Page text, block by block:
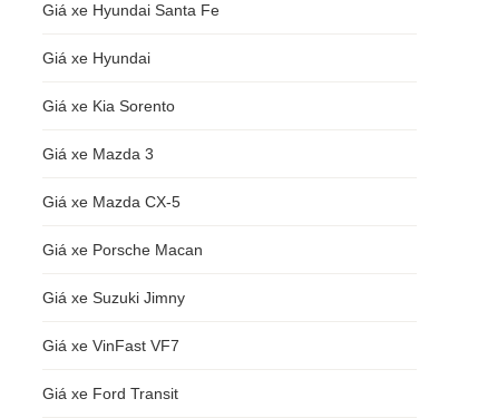
Giá xe Hyundai Santa Fe
Giá xe Hyundai
Giá xe Kia Sorento
Giá xe Mazda 3
Giá xe Mazda CX-5
Giá xe Porsche Macan
Giá xe Suzuki Jimny
Giá xe VinFast VF7
Giá xe Ford Transit